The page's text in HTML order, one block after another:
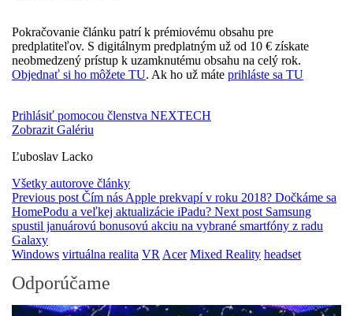
Pokračovanie článku patrí k prémiovému obsahu pre
predplatiteľov. S digitálnym predplatným už od 10 € získate
neobmedzený prístup k uzamknutému obsahu na celý rok.
Objednať si ho môžete TU. Ak ho už máte prihláste sa TU
Prihlásiť pomocou členstva NEXTECH
Zobrazit Galériu
Ľuboslav Lacko
Všetky autorove články
Previous post Čím nás Apple prekvapí v roku 2018? Dočkáme sa
HomePodu a veľkej aktualizácie iPadu? Next post Samsung
spustil januárovú bonusovú akciu na vybrané smartfóny z radu
Galaxy
Windows virtuálna realita VR Acer Mixed Reality headset
Odporúčame